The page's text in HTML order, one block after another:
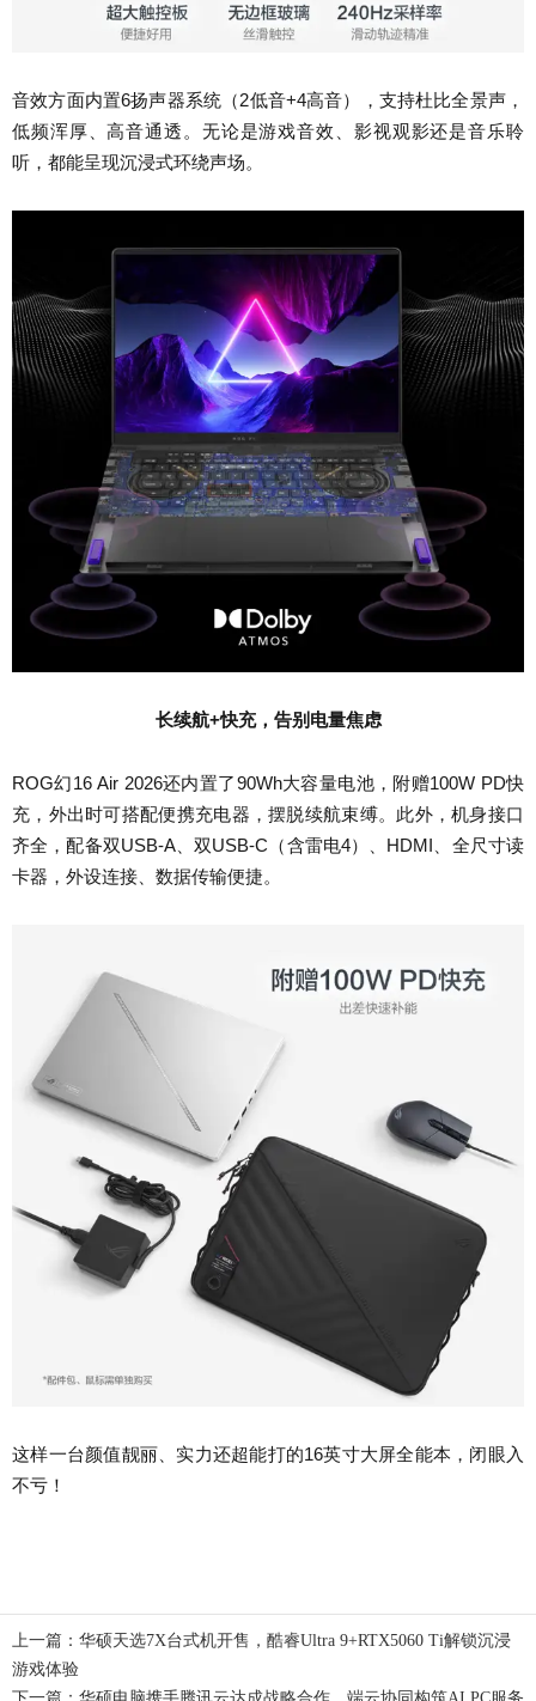
音效方面内置6扬声器系统（2低音+4高音），支持杜比全景声，
低频浑厚、高音通透。无论是游戏音效、影视观影还是音乐聆
听，都能呈现沉浸式环绕声场。
长续航+快充，告别电量焦虑
ROG幻16 Air 2026还内置了90Wh大容量电池，附赠100W PD快
充，外出时可搭配便携充电器，摆脱续航束缚。此外，机身接口
齐全，配备双USB-A、双USB-C（含雷电4）、HDMI、全尺寸读
卡器，外设连接、数据传输便捷。
这样一台颜值靓丽、实力还超能打的16英寸大屏全能本，闭眼入
不亏！
上一篇： 华硕天选7X台式机开售，酷睿Ultra 9+RTX5060 Ti解锁沉浸
游戏体验